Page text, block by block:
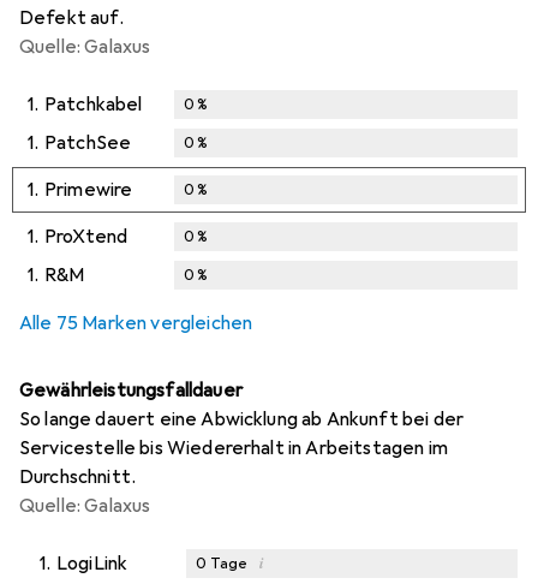
Defekt auf.
Quelle: Galaxus
1. Patchkabel 0%
1. PatchSee 0%
1. Primewire 0%
1. ProXtend 0%
1. R&M 0%
Alle 75 Marken vergleichen
Gewährleistungsfalldauer
So lange dauert eine Abwicklung ab Ankunft bei der
Servicestelle bis Wiedererhalt in Arbeitstagen im
Durchschnitt.
Quelle: Galaxus
1. LogiLink 0 Tage i